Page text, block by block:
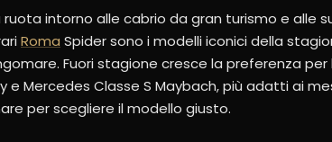
ruota intorno alle cabrio da gran turismo e alle
Roma Spider sono i modelli iconici della
Fuori stagione cresce la preferenza per
e Mercedes Classe S Maybach, più adatti ai
per scegliere il modello giusto.